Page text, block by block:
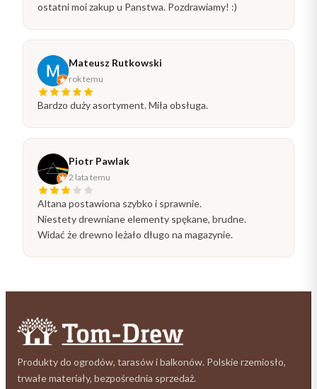
ostatni moi zakup u Panstwa. Pozdrawiamy! :)
Mateusz Rutkowski
rok temu
Bardzo duży asortyment. Miła obsługa.
Piotr Pawlak
2 lata temu
Altana postawiona szybko i sprawnie.
Niestety drewniane elementy spękane, brudne.
Widać że drewno leżało długo na magazynie.
Produkty do ogrodów, tarasów i balkonów. Polskie rzemiosło,
trwałe materiały, bezpośrednia sprzedaż.